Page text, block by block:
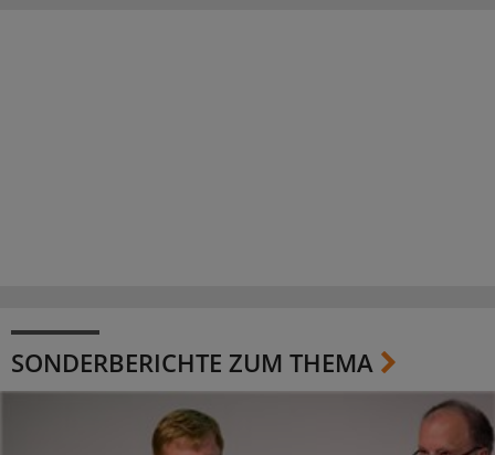
SONDERBERICHTE ZUM THEMA